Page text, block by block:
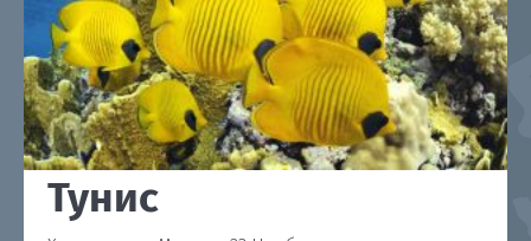
Тунис